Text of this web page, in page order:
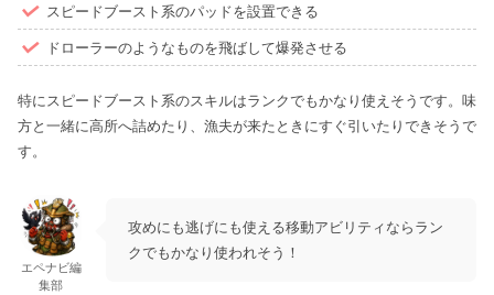
スピードブースト系のパッドを設置できる
ドローラーのようなものを飛ばして爆発させる
特にスピードブースト系のスキルはランクでもかなり使えそうです。味
方と一緒に高所へ詰めたり、漁夫が来たときにすぐ引いたりできそうで
す。
エペナビ編
集部
攻めにも逃げにも使える移動アビリティならラン
クでもかなり使われそう！